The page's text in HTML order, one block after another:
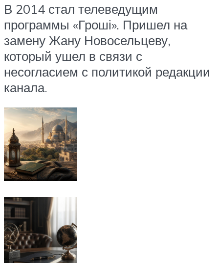
В 2014 стал телеведущим
программы «Гроші». Пришел на
замену Жану Новосельцеву,
который ушел в связи с
несогласием с политикой редакции
канала.